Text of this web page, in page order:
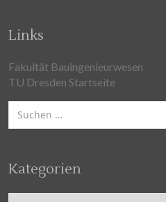
Links
Fakultät Bauingenieurwesen
TU Dresden Startseite
Suchen
nach:
Kategorien